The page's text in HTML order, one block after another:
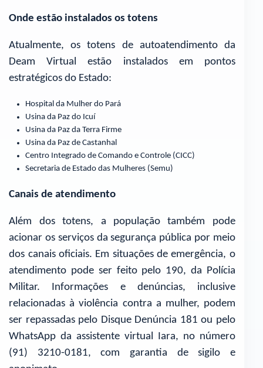
Onde estão instalados os totens
Atualmente, os totens de autoatendimento da
Deam Virtual estão instalados em pontos
estratégicos do Estado:
Hospital da Mulher do Pará
Usina da Paz do Icuí
Usina da Paz da Terra Firme
Usina da Paz de Castanhal
Centro Integrado de Comando e Controle (CICC)
Secretaria de Estado das Mulheres (Semu)
Canais de atendimento
Além dos totens, a população também pode
acionar os serviços da segurança pública por meio
dos canais oficiais. Em situações de emergência, o
atendimento pode ser feito pelo 190, da Polícia
Militar. Informações e denúncias, inclusive
relacionadas à violência contra a mulher, podem
ser repassadas pelo Disque Denúncia 181 ou pelo
WhatsApp da assistente virtual Iara, no número
(91) 3210-0181, com garantia de sigilo e